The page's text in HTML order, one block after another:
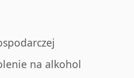
na alkohol